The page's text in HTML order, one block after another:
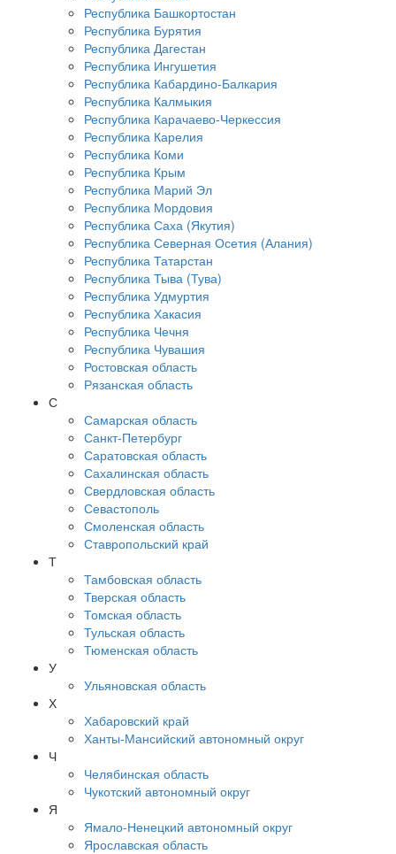
Республика Башкортостан
Республика Бурятия
Республика Дагестан
Республика Ингушетия
Республика Кабардино-Балкария
Республика Калмыкия
Республика Карачаево-Черкессия
Республика Карелия
Республика Коми
Республика Крым
Республика Марий Эл
Республика Мордовия
Республика Саха (Якутия)
Республика Северная Осетия (Алания)
Республика Татарстан
Республика Тыва (Тува)
Республика Удмуртия
Республика Хакасия
Республика Чечня
Республика Чувашия
Ростовская область
Рязанская область
С
Самарская область
Санкт-Петербург
Саратовская область
Сахалинская область
Свердловская область
Севастополь
Смоленская область
Ставропольский край
Т
Тамбовская область
Тверская область
Томская область
Тульская область
Тюменская область
У
Ульяновская область
Х
Хабаровский край
Ханты-Мансийский автономный округ
Ч
Челябинская область
Чукотский автономный округ
Я
Ямало-Ненецкий автономный округ
Ярославская область